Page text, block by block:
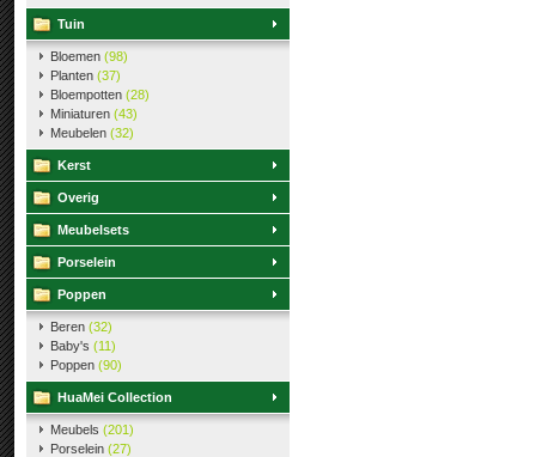
Tuin
Bloemen (98)
Planten (37)
Bloempotten (28)
Miniaturen (43)
Meubelen (32)
Kerst
Overig
Meubelsets
Porselein
Poppen
Beren (32)
Baby's (11)
Poppen (90)
HuaMei Collection
Meubels (201)
Porselein (27)